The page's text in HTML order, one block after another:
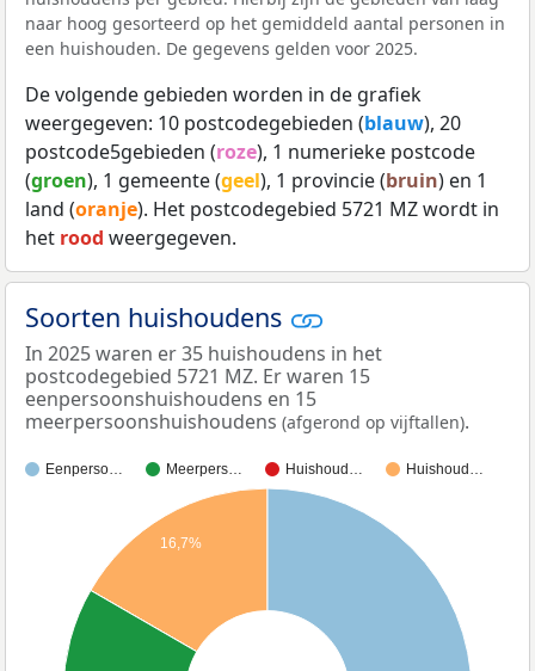
naar hoog gesorteerd op het gemiddeld aantal personen in
een huishouden. De gegevens gelden voor 2025.
De volgende gebieden worden in de grafiek
weergegeven: 10 postcodegebieden (blauw), 20
postcode5gebieden (roze), 1 numerieke postcode
(groen), 1 gemeente (geel), 1 provincie (bruin) en 1
land (oranje). Het postcodegebied 5721 MZ wordt in
het rood weergegeven.
Soorten huishoudens
In 2025 waren er 35 huishoudens in het
postcodegebied 5721 MZ. Er waren 15
eenpersoonshuishoudens en 15
meerpersoonshuishoudens (afgerond op vijftallen).
Eenperso… Meerpers… Huishoud… Huishoud…
16,7%